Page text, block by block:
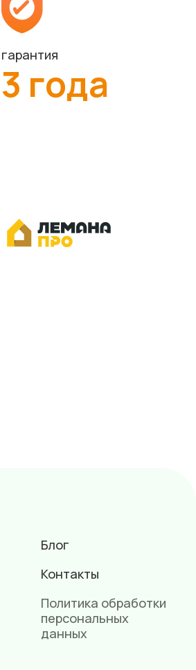
гарантия
3 года
Блог
Контакты
Политика обработки
персональных
данных